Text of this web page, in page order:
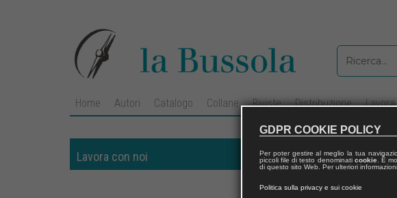
Home Autori Catalogo Collane Riviste Distribuzione
Lavora con noi
GDPR COOKIE POLICY
Per poter gestire al meglio la tua
piccoli file di testo denominati cookie. È
di questo sito Web. Per ulteriori
Politica sulla privacy e sui cookie